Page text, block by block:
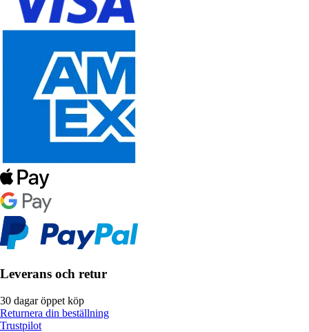
Leverans och retur
30 dagar öppet köp
Returnera din beställning
Trustpilot